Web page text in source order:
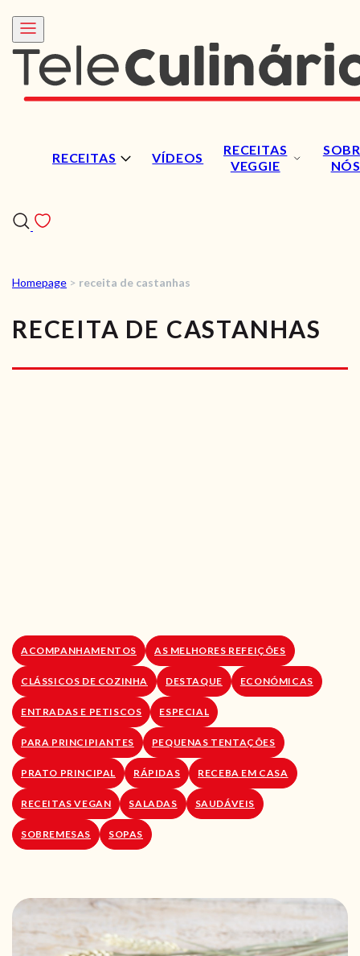
RECEITAS VÍDEOS
RECEITAS
VEGGIE
NÓS
RECEITAS
VÍDEOS
RECEITAS VEGGIE
Homepage > receita de castanhas
RECEITA DE CASTANHAS
ACOMPANHAMENTOS AS MELHORES REFEIÇÕES
CLÁSSICOS DE COZINHA DESTAQUE ECONÓMICAS
ENTRADAS E PETISCOS ESPECIAL
PARA PRINCIPIANTES PEQUENAS TENTAÇÕES
PRATO PRINCIPAL RÁPIDAS RECEBA EM CASA
RECEITAS VEGAN SALADAS SAUDÁVEIS
SOBREMESAS SOPAS